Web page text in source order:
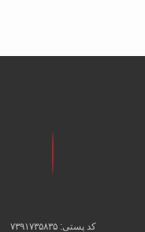
کد پستی: ۷۳۹۱۷۳۵۸۳۵